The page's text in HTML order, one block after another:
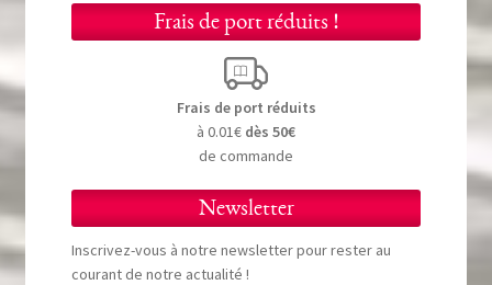
Frais de port réduits !
Frais de port réduits
à 0.01€ dès 50€
de commande
Newsletter
Inscrivez-vous à notre newsletter pour rester au
courant de notre actualité !